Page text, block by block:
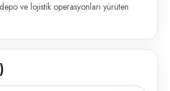
ve lojistik operasyonları yürüten
)